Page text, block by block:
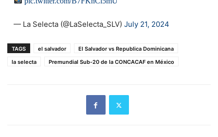
— La Selecta (@LaSelecta_SLV) July 21, 2024
TAGS el salvador
El Salvador vs Republica Dominicana
la selecta
Premundial Sub-20 de la CONCACAF en México